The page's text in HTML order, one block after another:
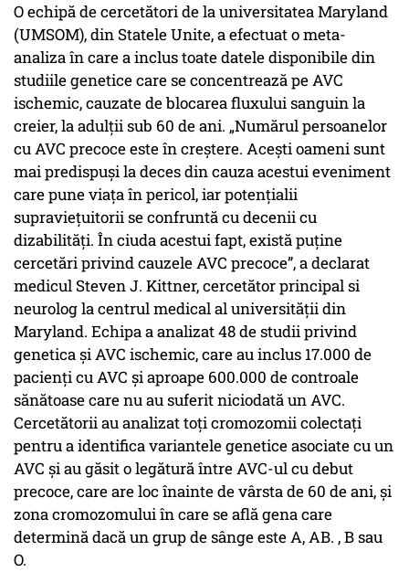
O echipă de cercetători de la universitatea Maryland
(UMSOM), din Statele Unite, a efectuat o meta-
analiza în care a inclus toate datele disponibile din
studiile genetice care se concentrează pe AVC
ischemic, cauzate de blocarea fluxului sanguin la
creier, la adulții sub 60 de ani. „Numărul persoanelor
cu AVC precoce este în creștere. Acești oameni sunt
mai predispuși la deces din cauza acestui eveniment
care pune viața în pericol, iar potențialii
supraviețuitorii se confruntă cu decenii cu
dizabilități. În ciuda acestui fapt, există puține
cercetări privind cauzele AVC precoce”, a declarat
medicul Steven J. Kittner, cercetător principal si
neurolog la centrul medical al universității din
Maryland. Echipa a analizat 48 de studii privind
genetica și AVC ischemic, care au inclus 17.000 de
pacienți cu AVC și aproape 600.000 de controale
sănătoase care nu au suferit niciodată un AVC.
Cercetătorii au analizat toți cromozomii colectați
pentru a identifica variantele genetice asociate cu un
AVC și au găsit o legătură între AVC-ul cu debut
precoce, care are loc înainte de vârsta de 60 de ani, și
zona cromozomului în care se află gena care
determină dacă un grup de sânge este A, AB. , B sau
O.